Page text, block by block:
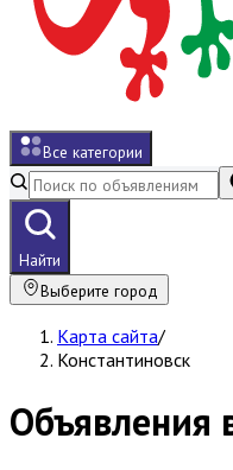
Все категории
Найти
Выберите город
Карта сайта/
Константиновск
Объявления